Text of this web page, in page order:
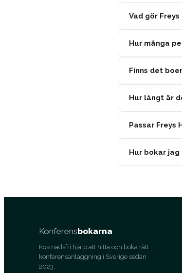
Vad gör
Hur många
Finns det
Hur långt är
Passar Freys
Hur bokar jag
Konferensbokarna
Kostnadsfri hjälp att hitta och boka rätt
konferensanläggning i Sverige sedan
2023.